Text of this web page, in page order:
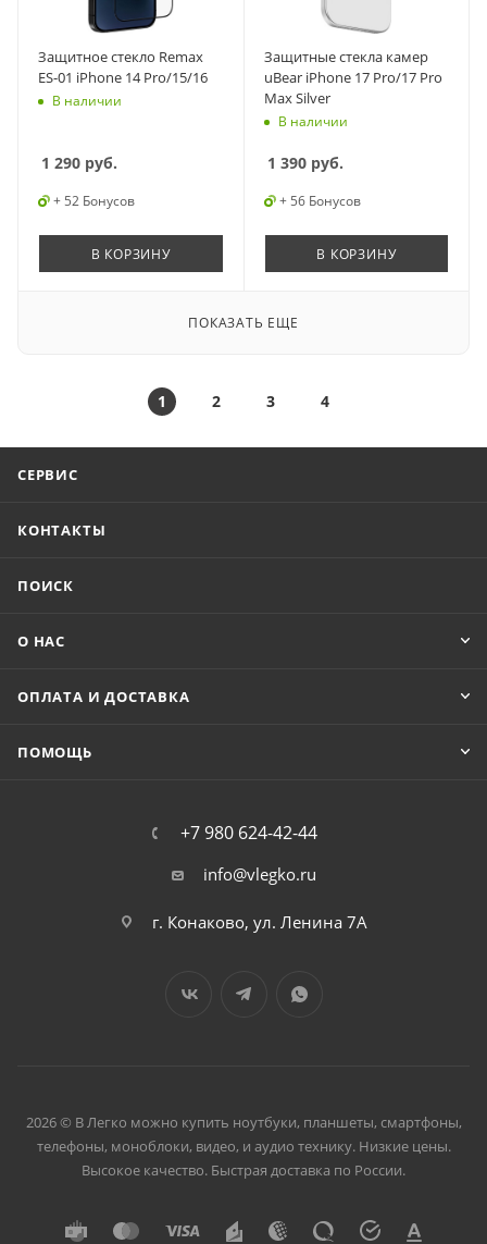
Защитное стекло Remax
ES-01 iPhone 14 Pro/15/16
В наличии
1 290 руб.
+ 52 Бонусов
В КОРЗИНУ
Защитные стекла камер
uBear iPhone 17 Pro/17 Pro
Max Silver
В наличии
1 390руб.
+ 56 Бонусов
В КОРЗИНУ
ПОКАЗАТЬ ЕЩЕ
1 2 3 4
СЕРВИС
КОНТАКТЫ
ПОИСК
О НАС
ОПЛАТА И ДОСТАВКА
ПОМОЩЬ
+7 980 624-42-44
info@vlegko.ru
г. Конаково, ул. Ленина 7А
2026 © В Легко можно купить ноутбуки, планшеты, смартфоны,
телефоны, моноблоки, видео, и аудио технику. Низкие цены.
Высокое качество. Быстрая доставка по России.